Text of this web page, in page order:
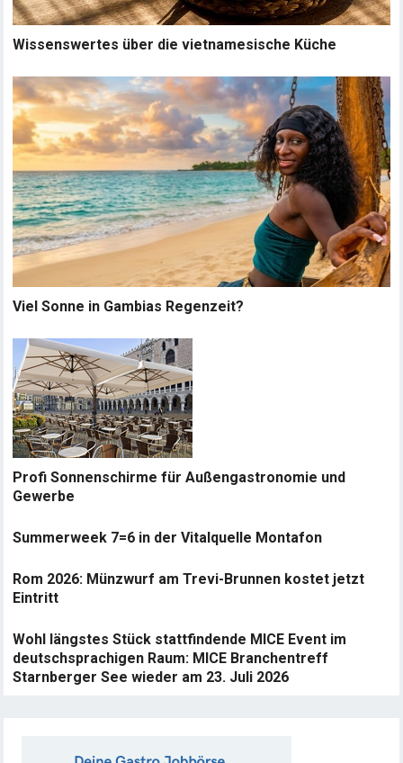
Wissenswertes über die vietnamesische Küche
Viel Sonne in Gambias Regenzeit?
Profi Sonnenschirme für Außengastronomie und
Gewerbe
Summerweek 7=6 in der Vitalquelle Montafon
Rom 2026: Münzwurf am Trevi-Brunnen kostet jetzt
Eintritt
Wohl längstes Stück stattfindende MICE Event im
deutschsprachigen Raum: MICE Branchentreff
Starnberger See wieder am 23. Juli 2026